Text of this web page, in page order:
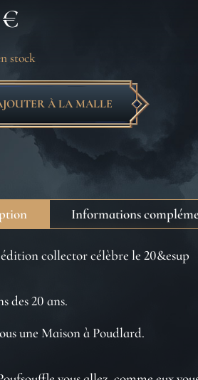
€
stock
À LA MALLE
Informations
collector célèbre le 20&esup
des 20 ans.
une Maison à Poudlard.